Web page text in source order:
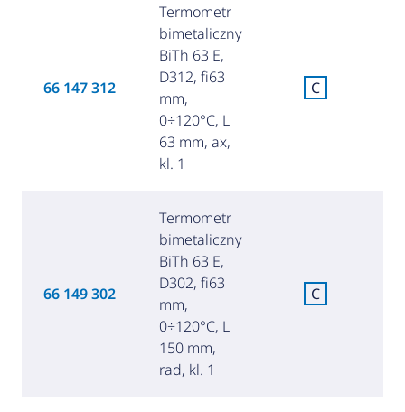
66 147 312
Termometr
bimetaliczny
BiTh 63 E,
D312, fi63
mm,
0÷120°C, L
63 mm, ax,
kl. 1
C
66 149 302
Termometr
bimetaliczny
BiTh 63 E,
D302, fi63
mm,
0÷120°C, L
150 mm,
rad, kl. 1
C